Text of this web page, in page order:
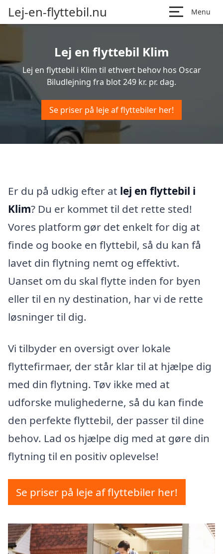
Lej-en-flyttebil.nu Menu
Lej en flyttebil Klim
Lej en flyttebil i Klim til ethvert behov hos Oscar
Biludlejning fra blot 249 kr. pr. dag.
Se priser på leje af flyttebiler her!
Er du på udkig efter at lej en flyttebil i
Klim? Du er kommet til det rette sted!
Vores platform gør det enkelt for dig at
finde og booke en flyttebil, så du kan få
lavet din flytning nemt og effektivt.
Uanset om du skal flytte inden for byen
eller til en ny destination, har vi de rette
løsninger til dig.
Vi tilbyder en oversigt over lokale
flyttefirmaer, der står klar til at hjælpe dig
med din flytning. Tøv ikke med at
udforske mulighederne, så du kan finde
den perfekte flyttebil, der passer til dine
behov. Lad os hjælpe dig med at gøre din
flytning til en positiv oplevelse!
Se priser på leje af flyttebiler her!